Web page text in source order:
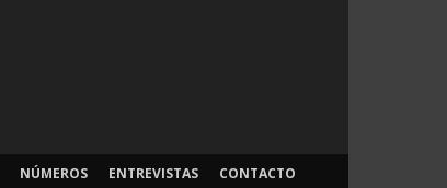
NÚMEROS ENTREVISTAS CONTACTO